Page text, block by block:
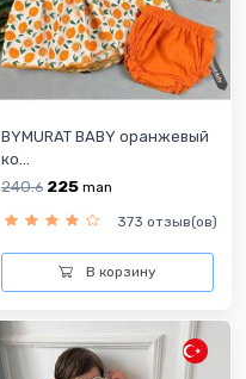
BYMURAT BABY оранжевый
ко...
240.6 225 man
373 отзыв(ов)
В корзину